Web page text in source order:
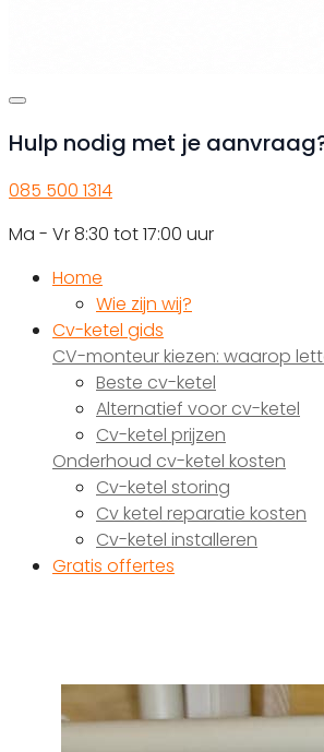
Hulp nodig met je
085 500 1314
Ma - Vr 8:30 tot 17:00 uur
Home
Wie zijn wij?
Cv-ketel gids
CV-monteur kiezen: waarop
Beste cv-ketel
Alternatief voor cv-ketel
Cv-ketel prijzen
Onderhoud cv-ketel kosten
Cv-ketel storing
Cv ketel reparatie kosten
Cv-ketel installeren
Gratis offertes